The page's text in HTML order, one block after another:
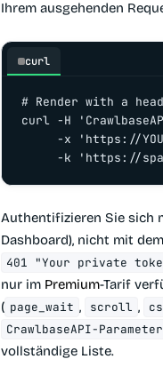
Ihrem ausgehenden
curl
# Render with a
curl -H
     -x 'https://
-k 'https://
Authentifizieren Sie sich
Dashboard), nicht mit
401 "Your private
nur im Premium-Tarif
( page_wait , scroll ,
CrawlbaseAPI-
vollständige Liste.